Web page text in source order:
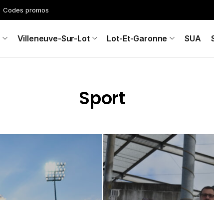
Codes promos
Villeneuve-Sur-Lot Lot-Et-Garonne SUA
Sport